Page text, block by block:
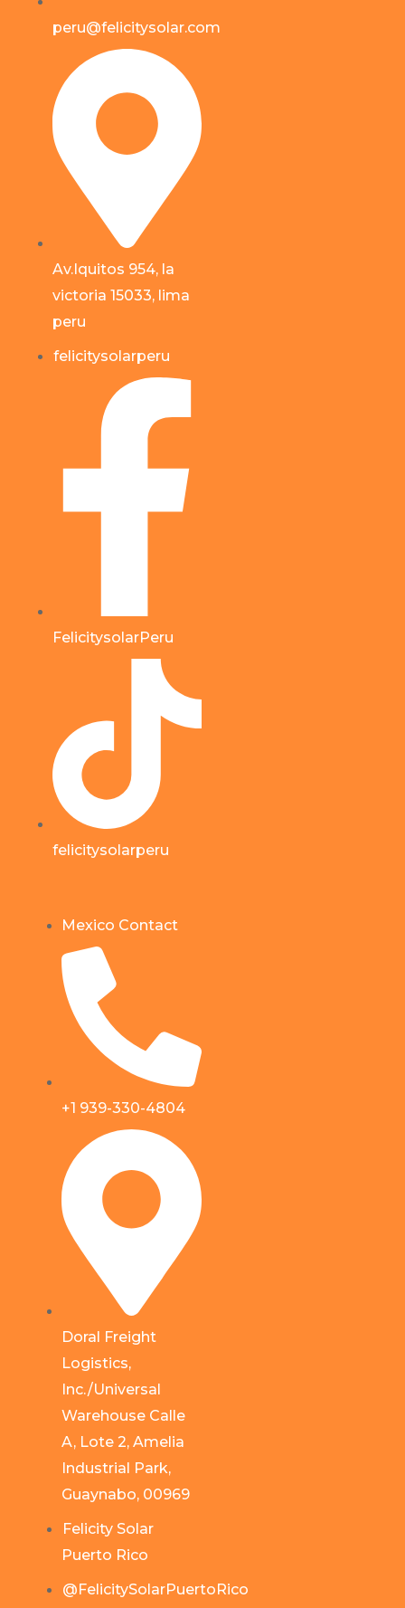
peru@felicitysolar.com
Av.Iquitos 954, la
victoria 15033, lima
peru
felicitysolarperu
FelicitysolarPeru
felicitysolarperu
Mexico Contact
+1 939-330-4804
Doral Freight
Logistics,
Inc./Universal
Warehouse Calle
A, Lote 2, Amelia
Industrial Park,
Guaynabo, 00969
Felicity Solar
Puerto Rico
@FelicitySolarPuertoRico